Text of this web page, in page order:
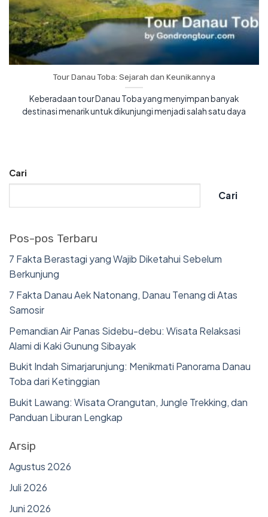
Tour Danau Toba: Sejarah dan Keunikannya
Keberadaan tour Danau Toba yang menyimpan banyak
destinasi menarik untuk dikunjungi menjadi salah satu daya
Cari
Cari
Pos-pos Terbaru
7 Fakta Berastagi yang Wajib Diketahui Sebelum
Berkunjung
7 Fakta Danau Aek Natonang, Danau Tenang di Atas
Samosir
Pemandian Air Panas Sidebu-debu: Wisata Relaksasi
Alami di Kaki Gunung Sibayak
Bukit Indah Simarjarunjung: Menikmati Panorama Danau
Toba dari Ketinggian
Bukit Lawang: Wisata Orangutan, Jungle Trekking, dan
Panduan Liburan Lengkap
Arsip
Agustus 2026
Juli 2026
Juni 2026